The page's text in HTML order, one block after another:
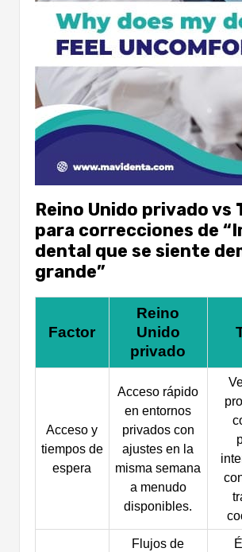
Reino Unido privado vs
para correcciones de
dental que se siente
grande”
Factor
Reino
Unido
privado
Acceso y
tiempos de
espera
Acceso rápido
en entornos
privados con
ajustes en la
misma semana
a menudo
disponibles.
Flujos de